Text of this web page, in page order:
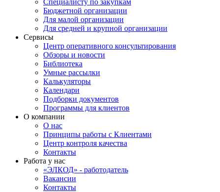
Специалисту по закупкам
Бюджетной организации
Для малой организации
Для средней и крупной организации
Сервисы
Центр оперативного консультирования
Обзоры и новости
Библиотека
Умные рассылки
Калькуляторы
Календари
Подборки документов
Программы для клиентов
О компании
О нас
Принципы работы с Клиентами
Центр контроля качества
Контакты
Работа у нас
«ЭЛКОД» - работодатель
Вакансии
Контакты